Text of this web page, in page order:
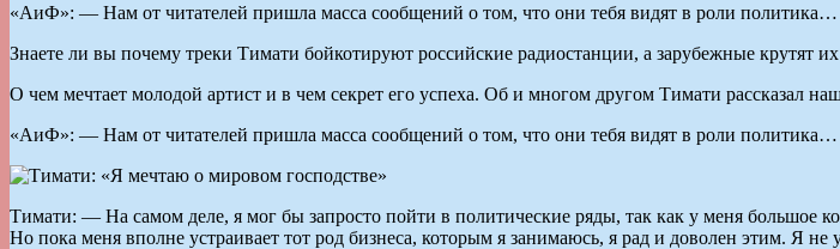
«АиФ»: — Нам от читателей пришла масса сообщений о том, что они тебя видят в роли политика…
Знаете ли вы почему треки Тимати бойкотируют российские радиостанции, а зарубежные крутят
О чем мечтает молодой артист и в чем секрет его успеха. Об и многом другом Тимати рассказал
«АиФ»: — Нам от читателей пришла масса сообщений о том, что они тебя видят в роли политика…
Тимати: — На самом деле, я мог бы запросто пойти в политические ряды, так как у меня большое
Но пока меня вполне устраивает тот род бизнеса, которым я занимаюсь, я рад и доволен этим. Я не